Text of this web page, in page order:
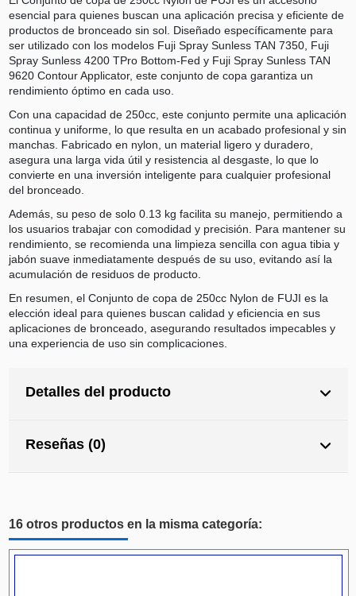
esencial para quienes buscan una aplicación precisa y eficiente de
productos de bronceado sin sol. Diseñado específicamente para
ser utilizado con los modelos Fuji Spray Sunless TAN 7350, Fuji
Spray Sunless 4200 TPro Bottom-Fed y Fuji Spray Sunless TAN
9620 Contour Applicator, este conjunto de copa garantiza un
rendimiento óptimo en cada uso.
Con una capacidad de 250cc, este conjunto permite una aplicación
continua y uniforme, lo que resulta en un acabado profesional y sin
manchas. Fabricado en nylon, un material ligero y duradero,
asegura una larga vida útil y resistencia al desgaste, lo que lo
convierte en una inversión inteligente para cualquier profesional
del bronceado.
Además, su peso de solo 0.13 kg facilita su manejo, permitiendo a
los usuarios trabajar con comodidad y precisión. Para mantener su
rendimiento, se recomienda una limpieza sencilla con agua tibia y
jabón suave inmediatamente después de su uso, evitando así la
acumulación de residuos de producto.
En resumen, el Conjunto de copa de 250cc Nylon de FUJI es la
elección ideal para quienes buscan calidad y eficiencia en sus
aplicaciones de bronceado, asegurando resultados impecables y
una experiencia de uso sin complicaciones.
Detalles del producto
Reseñas (0)
16 otros productos en la misma categoría: